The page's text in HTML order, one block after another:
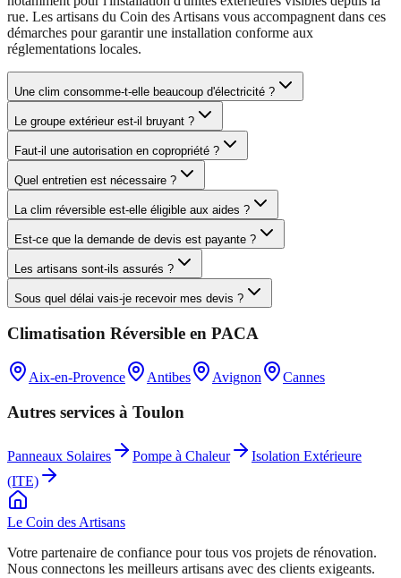
rue. Les artisans du Coin des Artisans vous accompagnent dans ces
démarches pour garantir une installation conforme aux
réglementations locales.
Une clim consomme-t-elle beaucoup d'électricité ?
Le groupe extérieur est-il bruyant ?
Faut-il une autorisation en copropriété ?
Quel entretien est nécessaire ?
La clim réversible est-elle éligible aux aides ?
Est-ce que la demande de devis est payante ?
Les artisans sont-ils assurés ?
Sous quel délai vais-je recevoir mes devis ?
Climatisation Réversible en PACA
Aix-en-Provence Antibes Avignon Cannes
Autres services à Toulon
Panneaux Solaires Pompe à Chaleur
Isolation Extérieure
(ITE)
Le Coin des Artisans
Votre partenaire de confiance pour tous vos projets de rénovation.
Nous connectons les meilleurs artisans avec des clients exigeants.